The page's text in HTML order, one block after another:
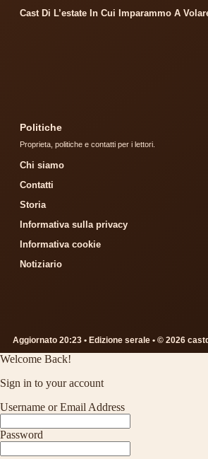
Cast Di L’estate In Cui Imparammo A
Politiche
Proprieta, politiche e contatti per i lettori.
Chi siamo
Contatti
Storia
Informativa sulla privacy
Informativa cookie
Notiziario
Aggiornato 20:23 • Edizione serale • © 2026
Welcome Back!
Sign in to your account
Username or Email Address
Password